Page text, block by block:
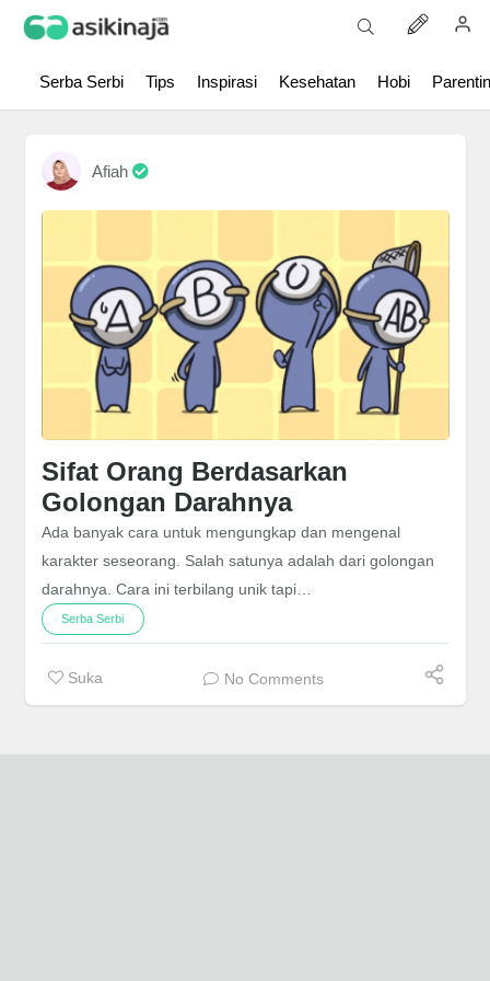
Serba Serbi Tips Inspirasi Kesehatan Hobi
Afiah
Sifat Orang Berdasarkan
Golongan Darahnya
Ada banyak cara untuk mengungkap dan mengenal
karakter seseorang. Salah satunya adalah dari golongan
darahnya. Cara ini terbilang unik tapi…
Serba Serbi
Suka No Comments